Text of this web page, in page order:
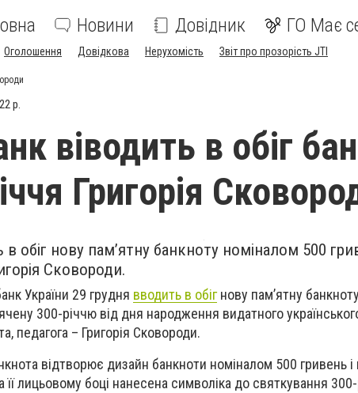
Новини Довідник ГО Має
Оголошення Довідкова Нерухомість Звіт про прозорість JTI
р.
віводить в обіг
Григорія
обіг нову пам’ятну банкноту номіналом 500
Сковороди.
України 29 грудня вводить в обігнову пам’ятну
300-річчю від дня народження видатного
педагога – Григорія Сковороди.
відтворює дизайн банкноти номіналом 500 гривень
її лицьовому боці нанесена символіка до святкування 300-